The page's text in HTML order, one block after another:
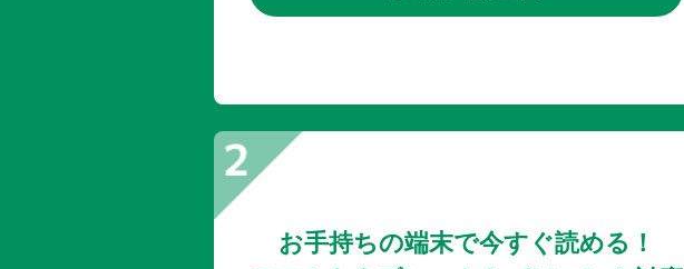
お手持ちの端末で今すぐ読める！